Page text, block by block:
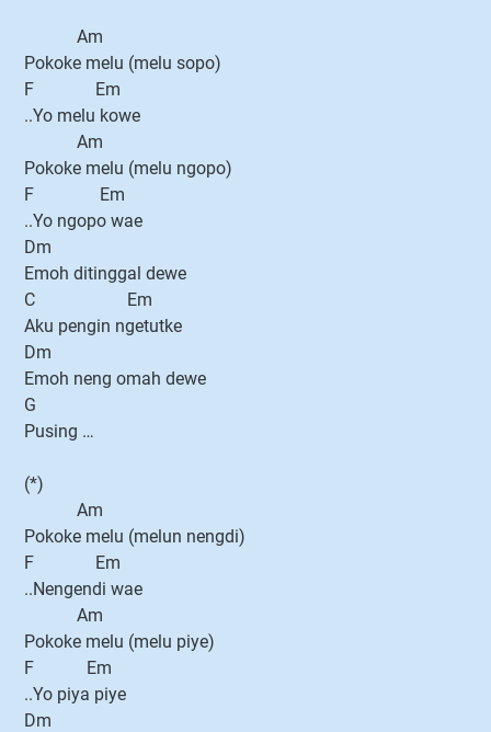
Am
Pokoke melu (melu sopo)
F Em
..Yo melu kowe
Am
Pokoke melu (melu ngopo)
F Em
..Yo ngopo wae
Dm
Emoh ditinggal dewe
C Em
Aku pengin ngetutke
Dm
Emoh neng omah dewe
G
Pusing …
(*)
Am
Pokoke melu (melun nengdi)
F Em
..Nengendi wae
Am
Pokoke melu (melu piye)
F Em
..Yo piya piye
Dm